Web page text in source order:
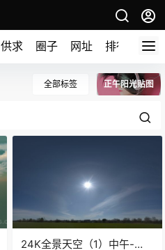
供求 圈子 网址 排行榜
全部标签 正午阳光贴图
24K全景天空（1）中午-